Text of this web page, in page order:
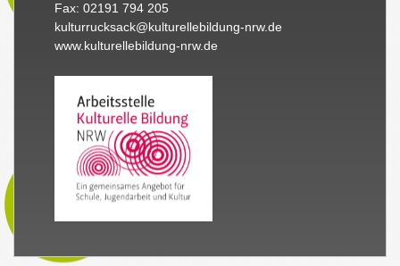
Fax: 02191 794 205
kulturrucksack@kulturellebildung-nrw.de
www.kulturellebildung-nrw.de